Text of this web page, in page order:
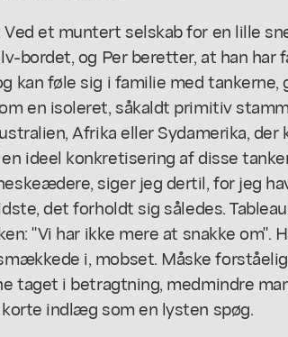
Ved et muntert selskab for en lille
bordet, og Per beretter, at han har
kan føle sig i familie med tankerne,
en isoleret, såkaldt primitiv
Afrika eller Sydamerika, der
ideel konkretisering af disse
siger jeg dertil, for jeg
det forholdt sig således.
"Vi har ikke mere at snakke
i, mobset. Måske
taget i betragtning, medmindre
indlæg som en lysten spøg.